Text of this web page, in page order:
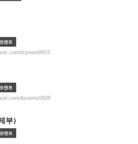
멘트
myeon9915
멘트
luciens0928
부)
멘트